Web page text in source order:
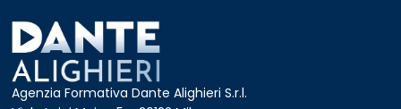
e con il personale sanitario
Agenzia Formativa Dante Alighieri S.r.l.